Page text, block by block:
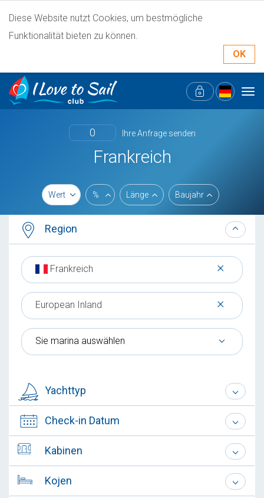
Diese Website nutzt Cookies, um bestmögliche
Funktionalität bieten zu können.
OK
0 Ihre Anfrage senden
Frankreich
Wert % Länge Baujahr
Region
×
Frankreich
×
European Inland
Sie marina auswählen
Yachttyp
Check-in Datum
Kabinen
Kojen